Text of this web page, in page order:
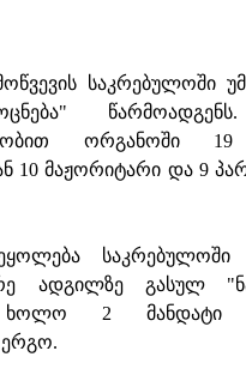
საკრებულოში
ორგანოში 19
10 მაჟორიტარი და 9
საკრებულოში
ადგილზე გასულ
ხოლო 2 მანდატი